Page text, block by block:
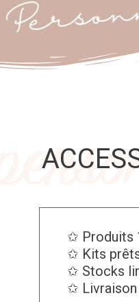
✩ Produits
✩ Kits
✩ Stocks
✩ Livraison